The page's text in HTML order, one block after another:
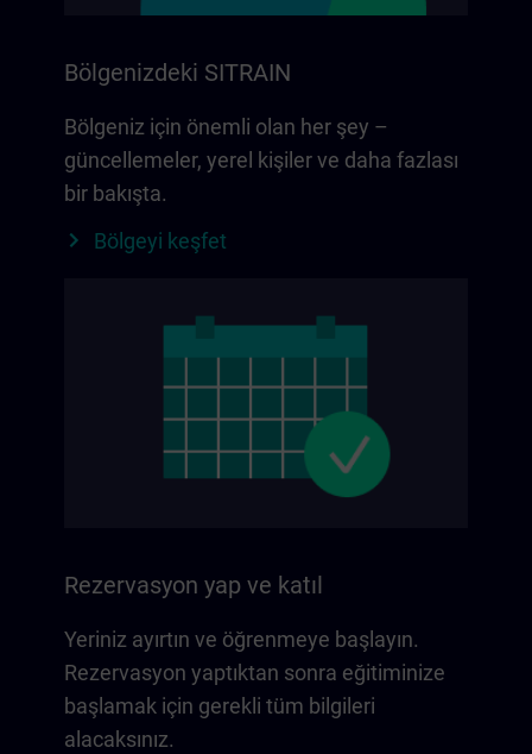
Bölgenizdeki SITRAIN
Bölgeniz için önemli olan her şey –
güncellemeler, yerel kişiler ve daha fazlası
bir bakışta.
Bölgeyi keşfet
Rezervasyon yap ve katıl
Yeriniz ayırtın ve öğrenmeye başlayın.
Rezervasyon yaptıktan sonra eğitiminize
başlamak için gerekli tüm bilgileri
alacaksınız.